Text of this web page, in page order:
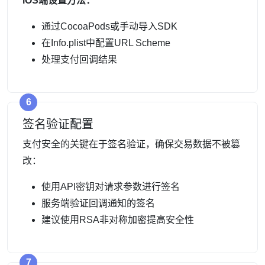
通过CocoaPods或手动导入SDK
在Info.plist中配置URL Scheme
处理支付回调结果
6
签名验证配置
支付安全的关键在于签名验证，确保交易数据不被篡
改：
使用API密钥对请求参数进行签名
服务端验证回调通知的签名
建议使用RSA非对称加密提高安全性
7